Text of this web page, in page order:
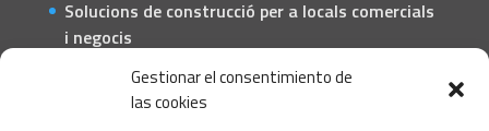
Gestionar el consentimiento de
las cookies
Solucions de construcció per a locals comercials
i negocis
Solucions de construcció per a particulars